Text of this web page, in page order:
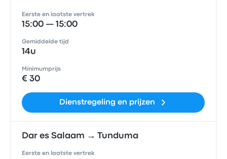
Eerste en laatste vertrek
15:00 — 15:00
Gemiddelde tijd
14u
Minimumprijs
€ 30
Dienstregeling en prijzen
Dar es Salaam → Tunduma
Eerste en laatste vertrek